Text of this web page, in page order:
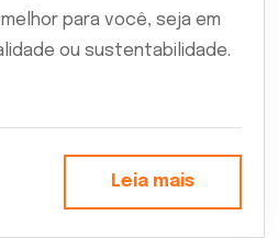
para você, seja em
ou sustentabilidade.
Leia mais